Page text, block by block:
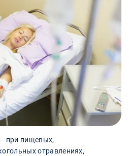
при пищевых,
отравлениях,